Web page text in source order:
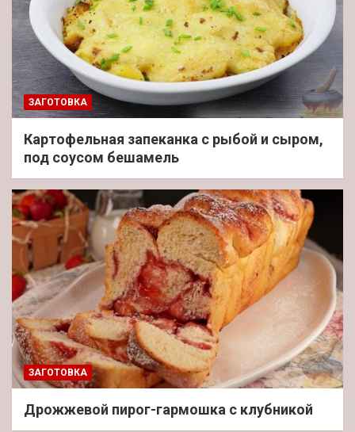
ЗАГОТОВКА
Картофельная запеканка с рыбой и сыром,
под соусом бешамель
ЗАГОТОВКА
Дрожжевой пирог-гармошка с клубникой